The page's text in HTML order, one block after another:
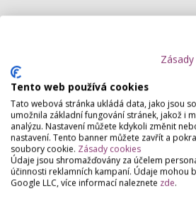
Tento web používá cookies
Tato webová stránka ukládá data, jako jsou
umožnila základní fungování stránek, jakož i
analýzu. Nastavení můžete kdykoli změnit
nastavení. Tento banner můžete zavřít a
soubory cookie. Zásady cookies
Údaje jsou shromažďovány za účelem
účinnosti reklamních kampaní. Údaje mohou
Google LLC, více informací naleznete zde.